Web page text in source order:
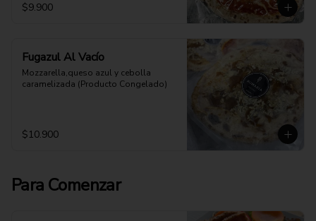
$9.900
Fugazul Al Vacío
Mozzarella,queso azul y cebolla
caramelizada (Producto Congelado)
$10.900
Para Comenzar